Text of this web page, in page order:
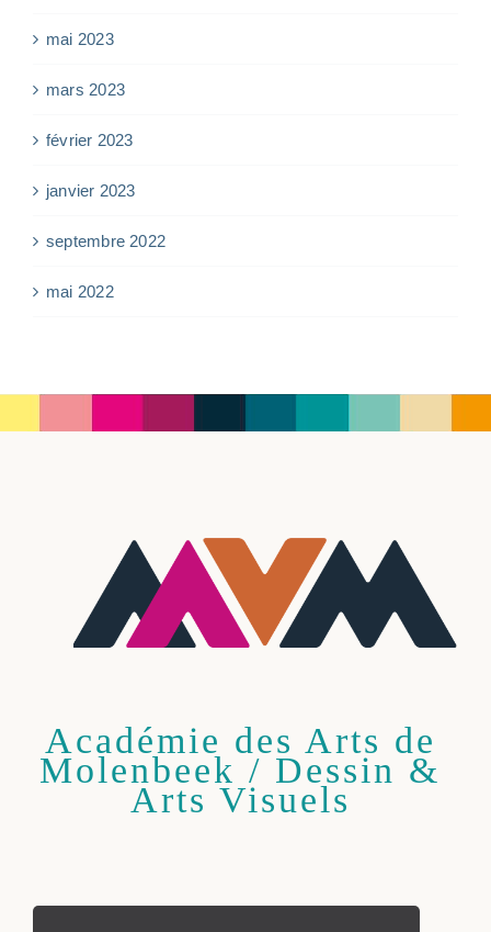
mai 2023
mars 2023
février 2023
janvier 2023
septembre 2022
mai 2022
Académie des Arts de
Molenbeek / Dessin &
Arts Visuels